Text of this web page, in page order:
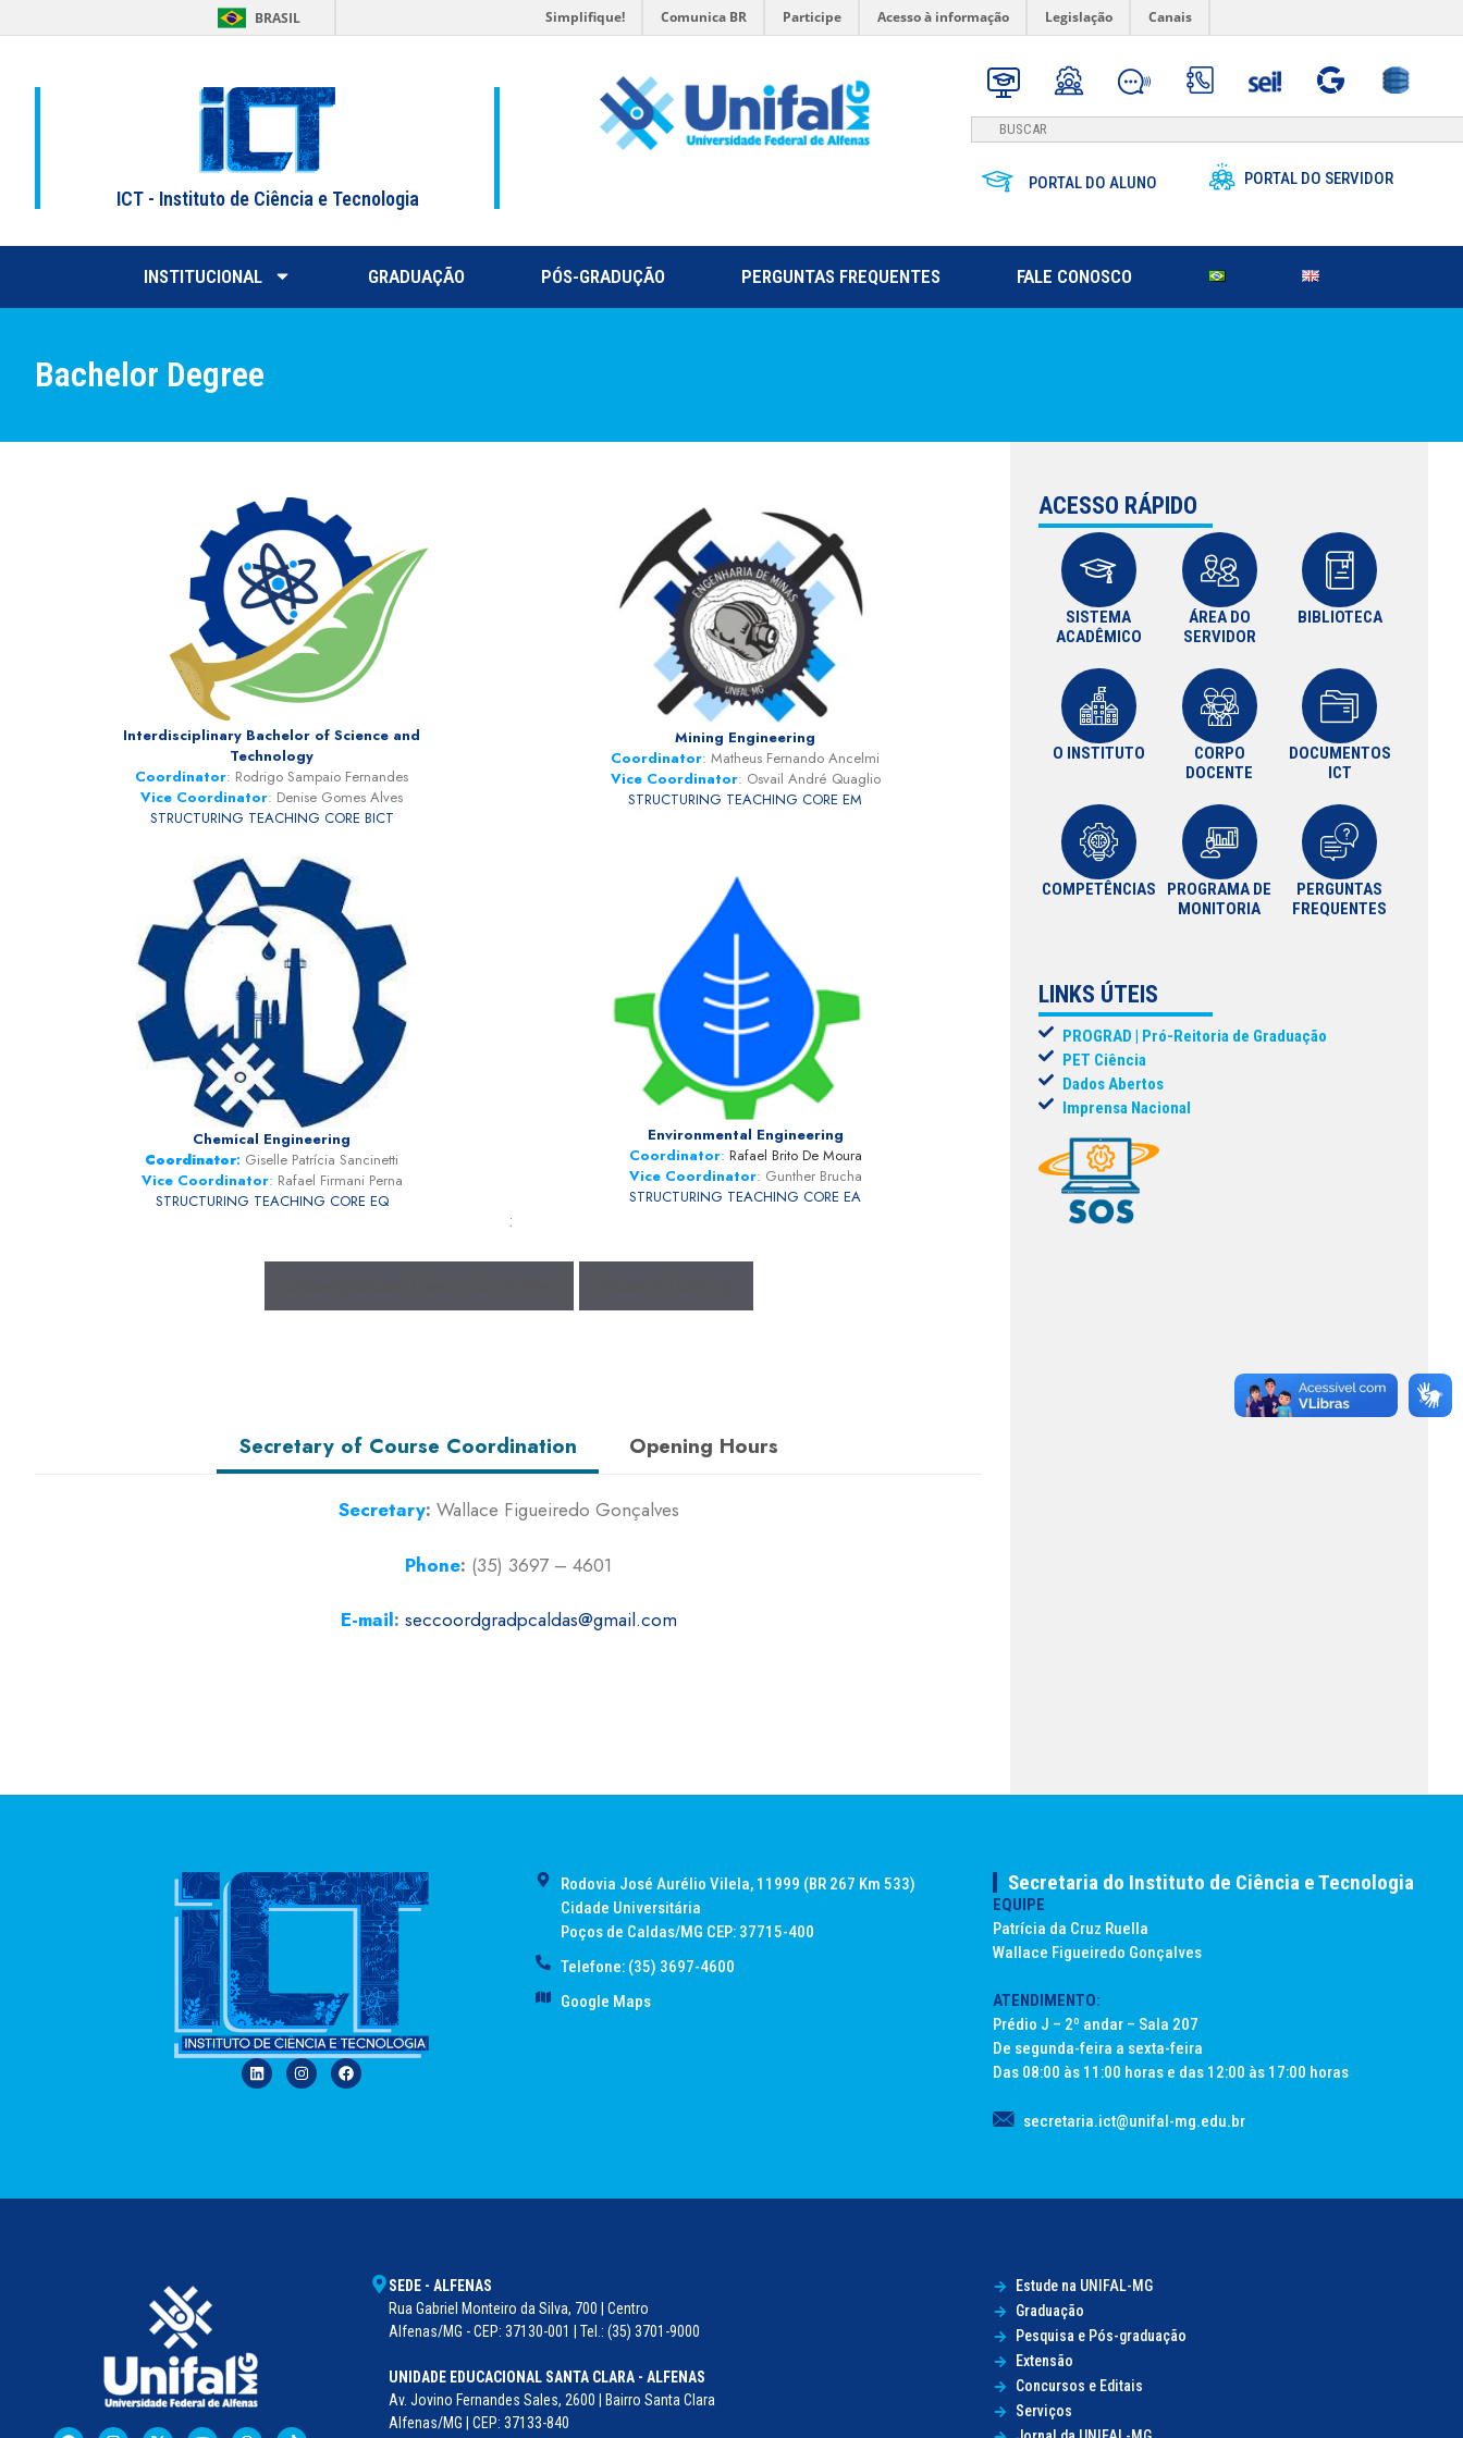
BRASIL Simplifique! Comunica BR Participe Acesso à informação Legislação Canais
ICT - Instituto de Ciência e Tecnologia
PORTAL DO ALUNO PORTAL DO SERVIDOR
INSTITUCIONAL GRADUAÇÃO PÓS-GRADUÇÃO PERGUNTAS FREQUENTES FALE CONOSCO
Bachelor Degree
Interdisciplinary Bachelor of Science and
Technology
Coordinator: Rodrigo Sampaio Fernandes
Vice Coordinator: Denise Gomes Alves
STRUCTURING TEACHING CORE BICT
Mining Engineering
Coordinator: Matheus Fernando Ancelmi
Vice Coordinator: Osvail André Quaglio
STRUCTURING TEACHING CORE EM
Chemical Engineering
Coordinator: Giselle Patrícia Sancinetti
Vice Coordinator: Rafael Firmani Perna
STRUCTURING TEACHING CORE EQ
Environmental Engineering
Coordinator: Rafael Brito De Moura
Vice Coordinator: Gunther Brucha
STRUCTURING TEACHING CORE EA
:
Secretary of Course Coordination Opening Hours
Secretary: Wallace Figueiredo Gonçalves
Phone: (35) 3697 – 4601
E-mail: seccoordgradpcaldas@gmail.com
ACESSO RÁPIDO
SISTEMA
ACADÊMICO
ÁREA DO
SERVIDOR
BIBLIOTECA
O INSTITUTO
CORPO
DOCENTE
DOCUMENTOS
ICT
COMPETÊNCIAS
PROGRAMA DE
MONITORIA
PERGUNTAS
FREQUENTES
LINKS ÚTEIS
PROGRAD | Pró-Reitoria de Graduação
PET Ciência
Dados Abertos
Imprensa Nacional
Rodovia José Aurélio Vilela, 11999 (BR 267 Km 533)
Cidade Universitária
Poços de Caldas/MG CEP: 37715-400
Telefone: (35) 3697-4600
Google Maps
Secretaria do Instituto de Ciência e Tecnologia
EQUIPE
Patrícia da Cruz Ruella
Wallace Figueiredo Gonçalves
ATENDIMENTO:
Prédio J – 2º andar – Sala 207
De segunda-feira a sexta-feira
Das 08:00 às 11:00 horas e das 12:00 às 17:00 horas
secretaria.ict@unifal-mg.edu.br
SEDE - ALFENAS
Rua Gabriel Monteiro da Silva, 700 | Centro
Alfenas/MG - CEP: 37130-001 | Tel.: (35) 3701-9000
UNIDADE EDUCACIONAL SANTA CLARA - ALFENAS
Av. Jovino Fernandes Sales, 2600 | Bairro Santa Clara
Alfenas/MG | CEP: 37133-840
Estude na UNIFAL-MG
Graduação
Pesquisa e Pós-graduação
Extensão
Concursos e Editais
Serviços